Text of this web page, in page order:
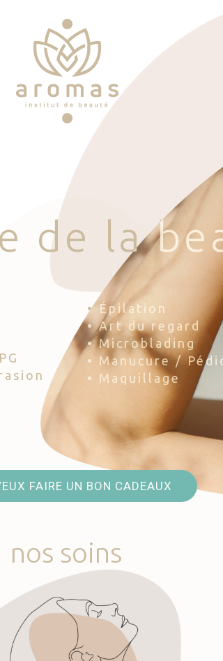
e d e la be
• Épilation
• Art du regard
• Microblading
• Manucure /
• Maquillage
FAIRE UN BON CADEAUX
nos soins